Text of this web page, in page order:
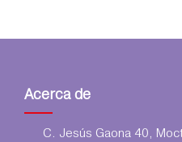
Acerca de
C. Jesús Gaona 40,